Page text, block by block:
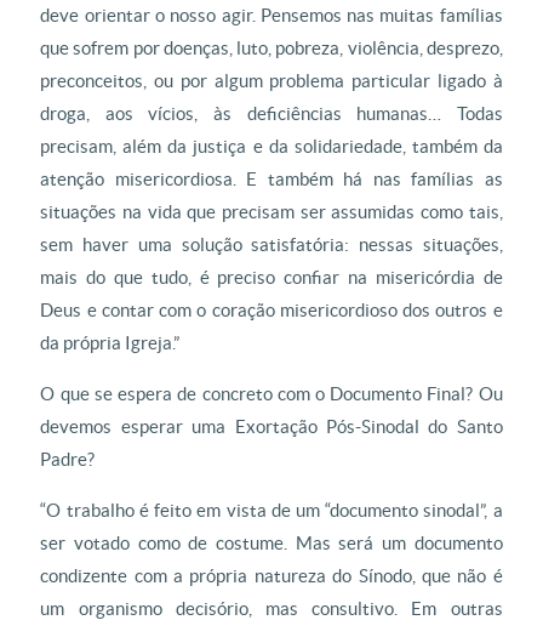
deve orientar o nosso agir. Pensemos nas muitas famílias
que sofrem por doenças, luto, pobreza, violência, desprezo,
preconceitos, ou por algum problema particular ligado à
droga, aos vícios, às deficiências humanas… Todas
precisam, além da justiça e da solidariedade, também da
atenção misericordiosa. E também há nas famílias as
situações na vida que precisam ser assumidas como tais,
sem haver uma solução satisfatória: nessas situações,
mais do que tudo, é preciso confiar na misericórdia de
Deus e contar com o coração misericordioso dos outros e
da própria Igreja.”
O que se espera de concreto com o Documento Final? Ou
devemos esperar uma Exortação Pós-Sinodal do Santo
Padre?
“O trabalho é feito em vista de um “documento sinodal”, a
ser votado como de costume. Mas será um documento
condizente com a própria natureza do Sínodo, que não é
um organismo decisório, mas consultivo. Em outras